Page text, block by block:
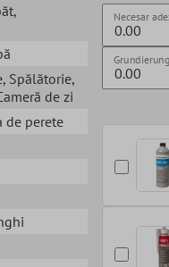
,
, Spălătorie,
de zi
de perete
Necesar